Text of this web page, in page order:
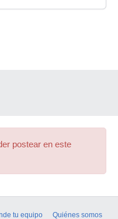
postear en este
tu equipo Quiénes somos